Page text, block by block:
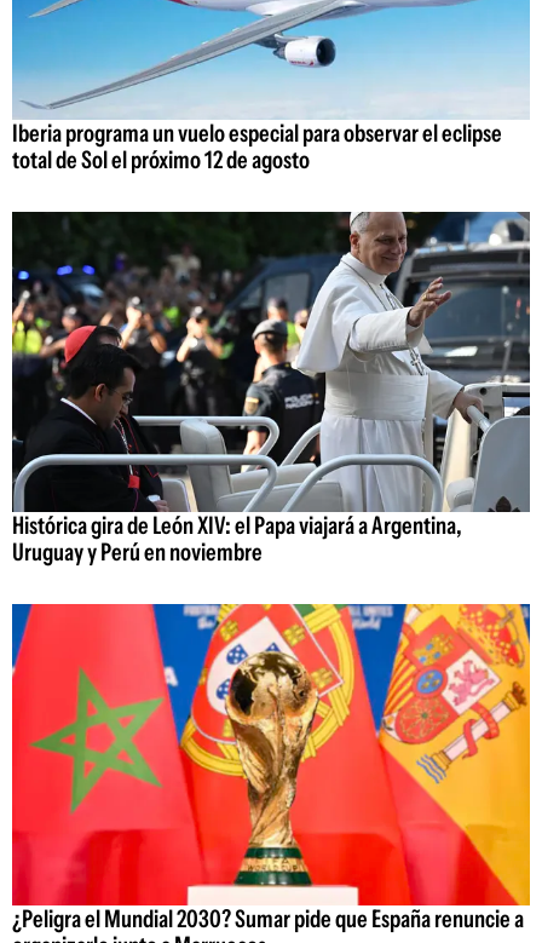
Iberia programa un vuelo especial para observar el eclipse
total de Sol el próximo 12 de agosto
Histórica gira de León XIV: el Papa viajará a Argentina,
Uruguay y Perú en noviembre
¿Peligra el Mundial 2030? Sumar pide que España renuncie a